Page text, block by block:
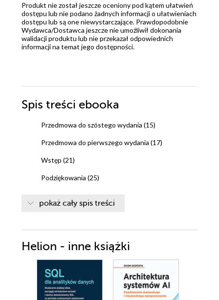
Produkt nie został jeszcze oceniony pod kątem ułatwień
dostępu lub nie podano żadnych informacji o ułatwieniach
dostępu lub są one niewystarczające. Prawdopodobnie
Wydawca/Dostawca jeszcze nie umożliwił dokonania
walidacji produktu lub nie przekazał odpowiednich
informacji na temat jego dostępności.
Spis treści ebooka
Przedmowa do szóstego wydania (15)
Przedmowa do pierwszego wydania (17)
Wstęp (21)
Podziękowania (25)
Rozdział 1. Historia Ubuntu (33)
Wizja (34)
Wolne oprogramowanie, oprogramowanie o
otwartych źródłach, GNU/Linux (35)
Wolne oprogramowanie i GNU (35)
pokaż cały spis treści
Helion - inne książki